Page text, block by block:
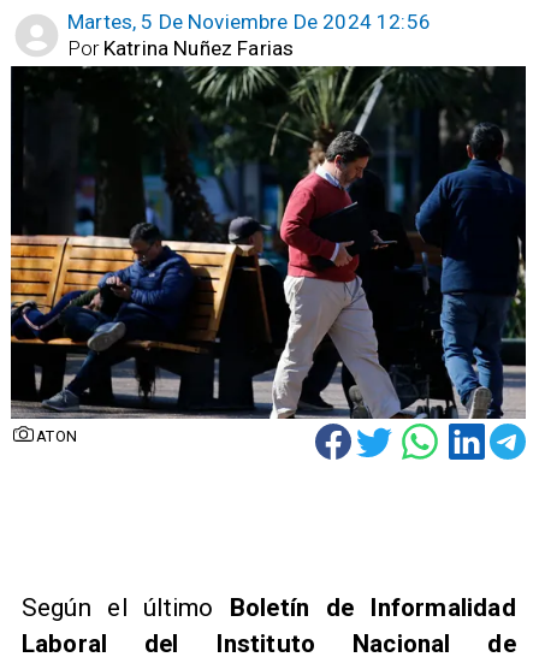
Martes, 5 De Noviembre De 2024 12:56
Katrina Nuñez Farias
Por
ATON
​Según el último Boletín de Informalidad
Laboral del Instituto Nacional de